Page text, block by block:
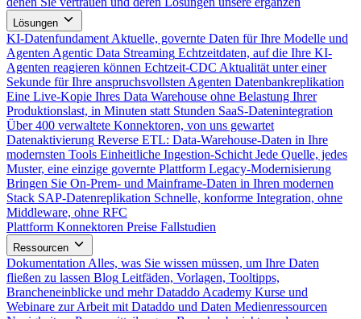
Lösungen
KI-Datenfundament Aktuelle, governte Daten für Ihre Modelle und
Agenten Agentic Data Streaming Echtzeitdaten, auf die Ihre KI-
Agenten reagieren können Echtzeit-CDC Aktualität unter einer
Sekunde für Ihre anspruchsvollsten Agenten Datenbankreplikation
Eine Live-Kopie Ihres Data Warehouse ohne Belastung Ihrer
Produktionslast, in Minuten statt Stunden SaaS-Datenintegration
Über 400 verwaltete Konnektoren, von uns gewartet
Datenaktivierung Reverse ETL: Data-Warehouse-Daten in Ihre
modernsten Tools Einheitliche Ingestion-Schicht Jede Quelle, jedes
Muster, eine einzige governte Plattform Legacy-Modernisierung
Bringen Sie On-Prem- und Mainframe-Daten in Ihren modernen
Stack SAP-Datenreplikation Schnelle, konforme Integration, ohne
Middleware, ohne RFC
Plattform Konnektoren Preise Fallstudien
Ressourcen
Dokumentation Alles, was Sie wissen müssen, um Ihre Daten
fließen zu lassen Blog Leitfäden, Vorlagen, Tooltipps,
Brancheneinblicke und mehr Dataddo Academy Kurse und
Webinare zur Arbeit mit Dataddo und Daten Medienressourcen